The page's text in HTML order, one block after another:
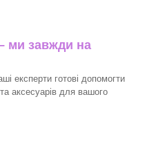
– ми завжди на
експерти готові допомогти
аксесуарів для вашого